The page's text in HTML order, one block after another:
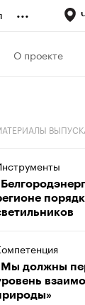
...
О проекте
должны